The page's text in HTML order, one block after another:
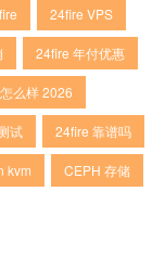
24fire VPS
24fire 年付优惠
么样 2026
试 24fire 靠谱吗
kvm CEPH 存储